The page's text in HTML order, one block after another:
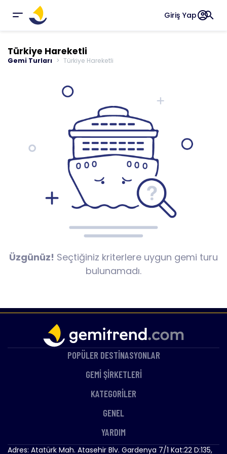
Giriş Yapaccount_circlesearch
Türkiye Hareketli
Gemi Turları Türkiye Hareketli
Üzgünüz! Seçtiğiniz kriterlere uygun gemi turu
bulunamadı.
POPÜLER DESTİNASYONLAR
GEMİ ŞİRKETLERİ
KATEGORİLER
GENEL
YARDIM
Adres: Atatürk Mah. Atasehir Blv. Gardenya 7/1 Kat:22 D:135,